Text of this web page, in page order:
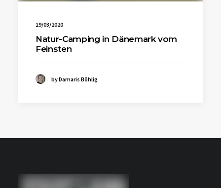
19/03/2020
Natur-Camping in Dänemark vom
Feinsten
by Damaris Böhlig